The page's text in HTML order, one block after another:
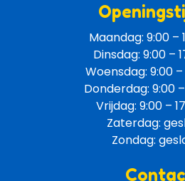
Maandag: 9:00 –
Dinsdag: 9:00 –
Woensdag: 9:00 –
Donderdag: 9:00
Vrijdag: 9:00 –
Zaterdag:
Zondag: